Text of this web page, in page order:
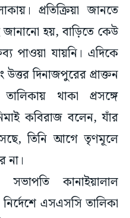
প্রতিক্রিয়া জানতে
হয়, বাড়িতে কেউ
পাওয়া যায়নি। এদিকে
দিনাজপুরের প্রাক্তন
থাকা প্রসঙ্গে
কবিরাজ বলেন, যাঁর
তিনি আগে তৃণমূলে
না।
কানাইয়ালাল
এসএসসি তালিকা